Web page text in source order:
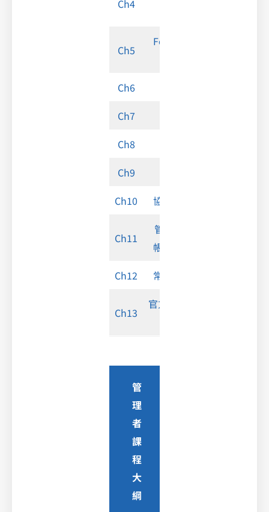
Ch4
Ch5
Form (表
Ch6
Ch7
Ch8
Ch9
Ch10
協作工具
Ch11
管理個人
帳戶安全
Ch12
常見問題
Ch13
官方教學資
管
理
者
課
程
大
綱